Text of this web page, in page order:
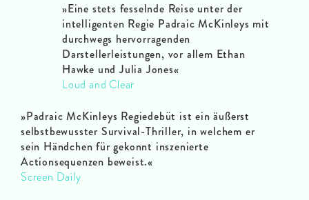
»Eine stets fesselnde Reise unter der
intelligenten Regie Padraic McKinleys mit
durchwegs hervorragenden
Darstellerleistungen, vor allem Ethan
Hawke und Julia Jones«
Loud and Clear
»Padraic McKinleys Regiedebüt ist ein äußerst
selbstbewusster Survival-Thriller, in welchem er
sein Händchen für gekonnt inszenierte
Actionsequenzen beweist.«
Screen Daily